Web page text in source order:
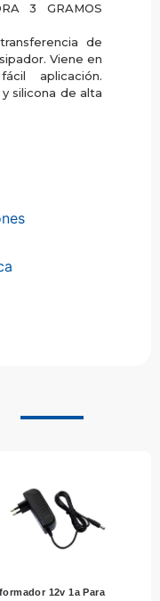
3 GRAMOS
de
Viene en
aplicación.
silicona de alta
12v 1a Para